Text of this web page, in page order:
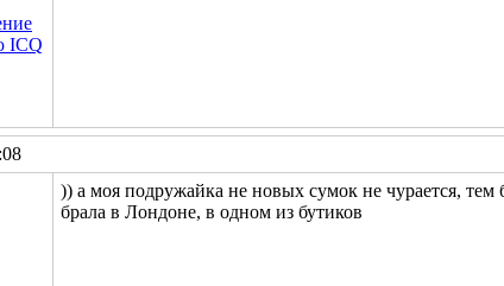
)) а моя подружайка не новых сумок не чурается, тем
брала в Лондоне, в одном из бутиков